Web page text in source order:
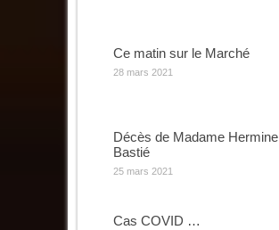
Ce matin sur le Marché
28 mars 2021
Décès de Madame Hermine
Bastié
25 mars 2021
Cas COVID …